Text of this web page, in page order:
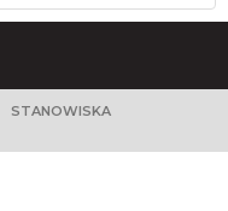
STANOWISKA